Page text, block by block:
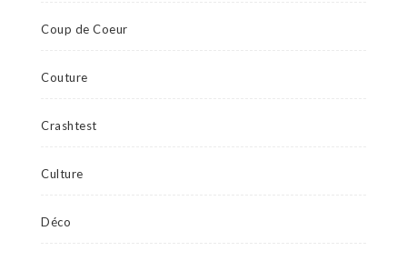
Coup de Coeur
Couture
Crashtest
Culture
Déco